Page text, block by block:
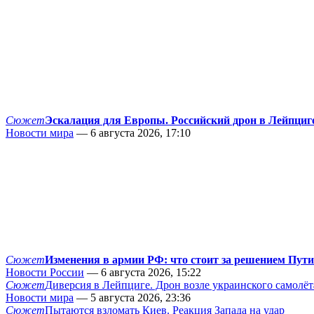
СюжетЭскалация для Европы. Российский дрон в
Новости мира — 6 августа 2026, 17:10
СюжетИзменения в армии РФ: что стоит за решением
Новости России — 6 августа 2026, 15:22
СюжетДиверсия в Лейпциге. Дрон возле украинского
Новости мира — 5 августа 2026, 23:36
СюжетПытаются взломать Киев. Реакция Запада на удар